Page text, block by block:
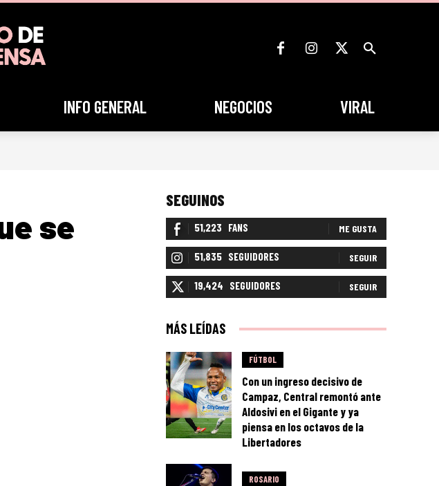
INFO GENERAL NEGOCIOS VIRAL
se
SEGUINOS
51,223 FANS ME GUSTA
51,835 SEGUIDORES SEGUIR
19,424 SEGUIDORES SEGUIR
MÁS LEÍDAS
FÚTBOL
Con un ingreso decisivo de
Campaz, Central remontó ante
Aldosivi en el Gigante y ya
piensa en los octavos de la
Libertadores
ROSARIO